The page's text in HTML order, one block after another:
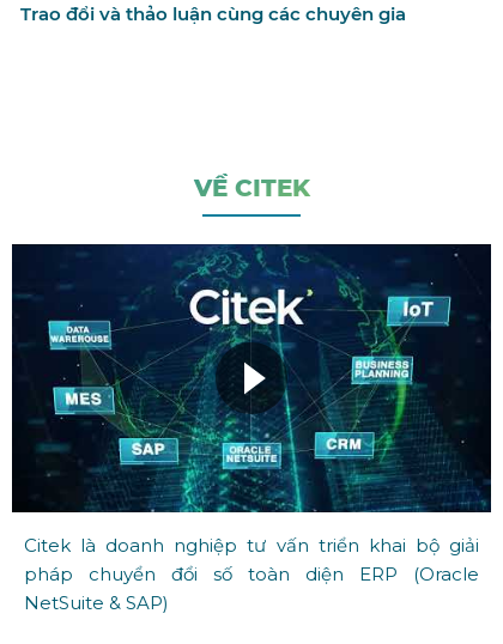
Trao đổi và thảo luận cùng các chuyên gia
Citek là doanh nghiệp tư vấn triển khai bộ giải
pháp chuyển đổi số toàn diện ERP (Oracle
NetSuite & SAP)
VỀ CITEK